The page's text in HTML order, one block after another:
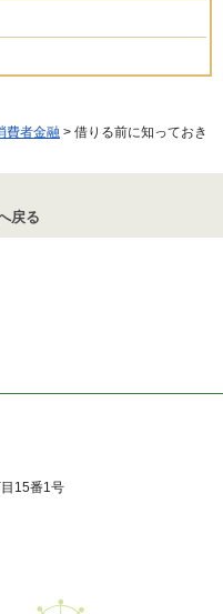
費者金融 > 借りる前に知っておき
戻る
15番1号